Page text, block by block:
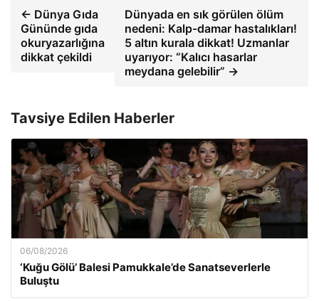
← Dünya Gıda
Gününde gıda
okuryazarlığına
dikkat çekildi
Dünyada en sık görülen ölüm
nedeni: Kalp-damar hastalıkları!
5 altın kurala dikkat! Uzmanlar
uyarıyor: “Kalıcı hasarlar
meydana gelebilir” →
Tavsiye Edilen Haberler
06/08/2026
‘Kuğu Gölü’ Balesi Pamukkale’de Sanatseverlerle
Buluştu